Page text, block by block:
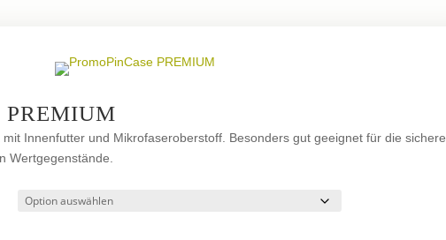
PREMIUM
Innenfutter und Mikrofaseroberstoff. Besonders gut geeignet für die sichere
Wertgegenstände.